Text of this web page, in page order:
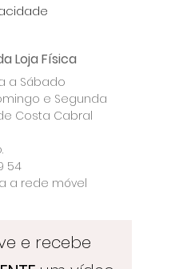
Loja Física
a Sábado
e Segunda
Costa Cabral
54
a rede móvel
e recebe